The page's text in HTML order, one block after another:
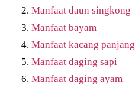
Manfaat daun singkong
Manfaat bayam
Manfaat kacang panjang
Manfaat daging sapi
Manfaat daging ayam